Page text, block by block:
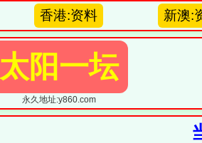
香港:资料 新澳:
太阳一坛
永久地址:y860.com